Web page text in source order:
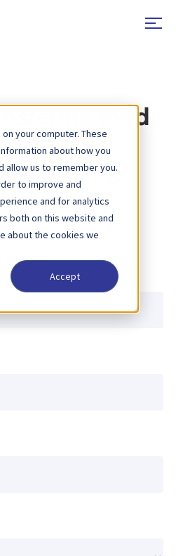
your computer. These
about how you
allow us to remember you.
to improve and
and for analytics
both on this website and
about the cookies we
Accept
med